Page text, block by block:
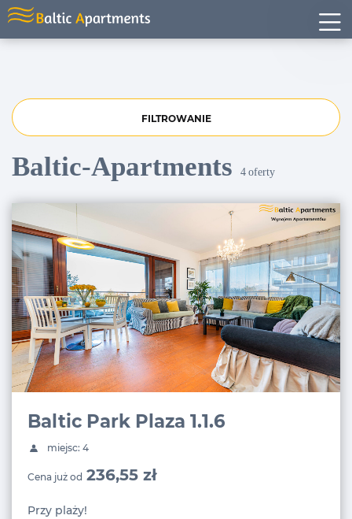
FILTROWANIE
Baltic-Apartments 4 oferty
Baltic Park Plaza 1.1.6
miejsc: 4
Cena już od 236,55 zł
Przy plaży!